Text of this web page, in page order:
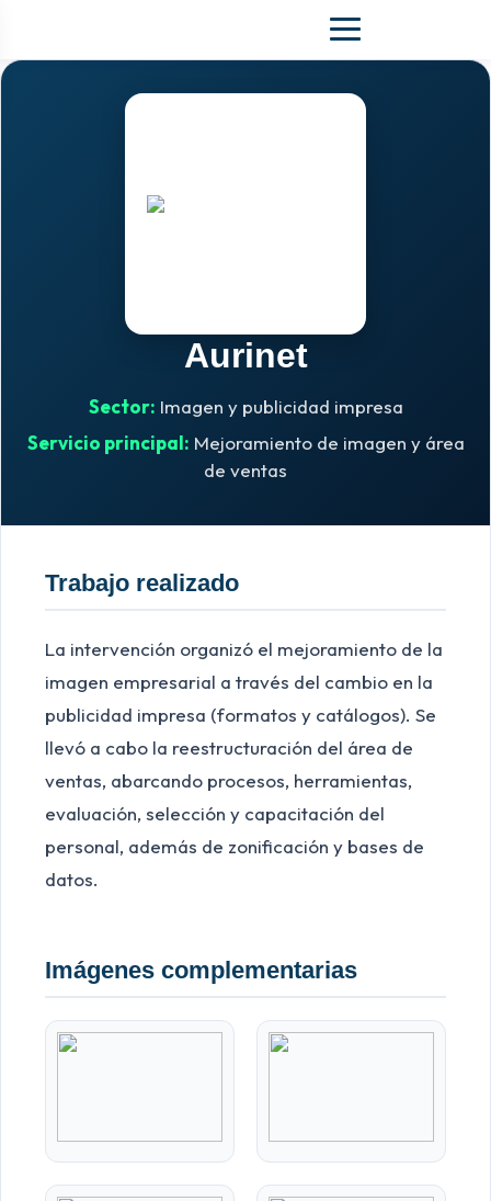
Aurinet
Sector: Imagen y publicidad impresa
Servicio principal: Mejoramiento de imagen y área
de ventas
Trabajo realizado
La intervención organizó el mejoramiento de la
imagen empresarial a través del cambio en la
publicidad impresa (formatos y catálogos). Se
llevó a cabo la reestructuración del área de
ventas, abarcando procesos, herramientas,
evaluación, selección y capacitación del
personal, además de zonificación y bases de
datos.
Imágenes complementarias